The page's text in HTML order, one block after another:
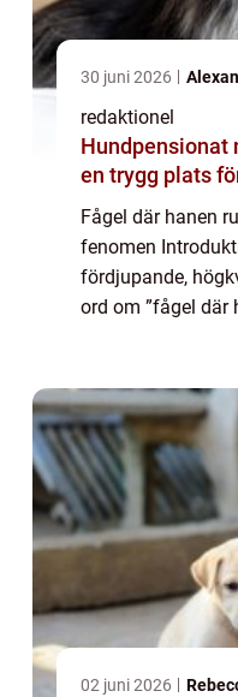
30 juni 2026
redaktionel
Hundpensionat
en trygg plats
Fågel där hanen
fenomen
fördjupande,
ord om ”fågel där
02 juni 2026